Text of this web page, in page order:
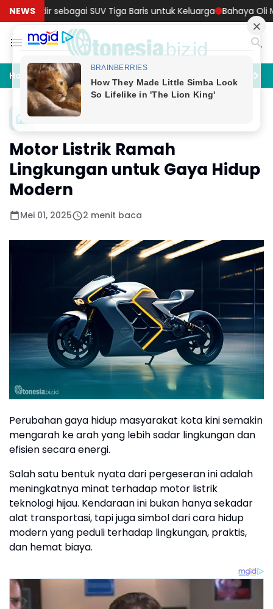
NEWSSUV Tiga Baris untuk Keluarga Bahaya Oli Mobil
Home Akomodasi
Kendaraan Listrik
Motor Listrik Ramah
Lingkungan untuk Gaya Hidup
Modern
Mei 01, 2025 2 menit baca
Perubahan gaya hidup masyarakat kota kini semakin
mengarah ke arah yang lebih sadar lingkungan dan
efisien secara energi.
Salah satu bentuk nyata dari pergeseran ini adalah
meningkatnya minat terhadap motor listrik
teknologi hijau. Kendaraan ini bukan hanya sekadar
alat transportasi, tapi juga simbol dari cara hidup
modern yang peduli terhadap lingkungan, praktis,
dan hemat biaya.